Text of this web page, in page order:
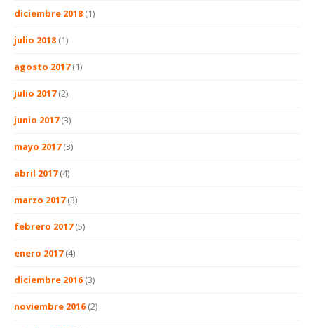
diciembre 2018 (1)
julio 2018 (1)
agosto 2017(1)
julio 2017(2)
junio 2017(3)
mayo 2017(3)
abril 2017(4)
marzo 2017(3)
febrero 2017(5)
enero 2017(4)
diciembre 2016 (3)
noviembre 2016 (2)